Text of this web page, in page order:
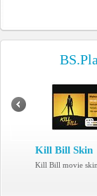
Kill Bill Skin
Kill Bill movie skin